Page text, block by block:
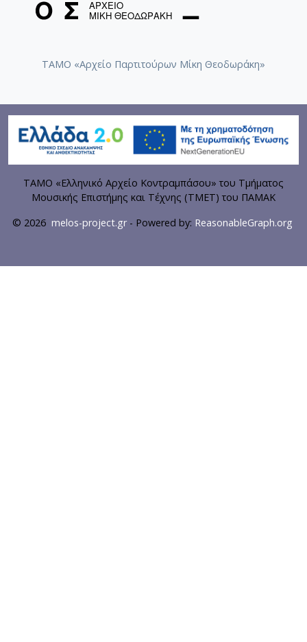
ΤΑΜΟ «Αρχείο Παρτιτούρων Μίκη Θεοδωράκη»
ΤΑΜΟ «Ελληνικό Αρχείο Κοντραμπάσου» του Τμήματος
Μουσικής Επιστήμης και Τέχνης (ΤΜΕΤ) του ΠΑΜΑΚ
© 2026 melos-project.gr- Powered by: ReasonableGraph.org